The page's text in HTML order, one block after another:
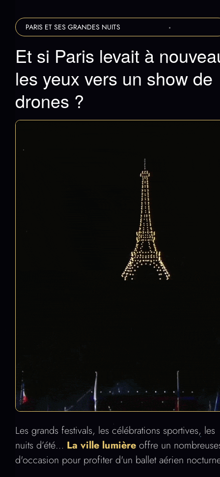
PARIS ET SES GRANDES NUITS
Et si Paris levait à
les yeux vers un show de
drones ?
Les grands festivals, les célébrations sportives, les
nuits d’été…
La ville lumièreoffre un
d'occasion pour profiter d'un ballet aérien